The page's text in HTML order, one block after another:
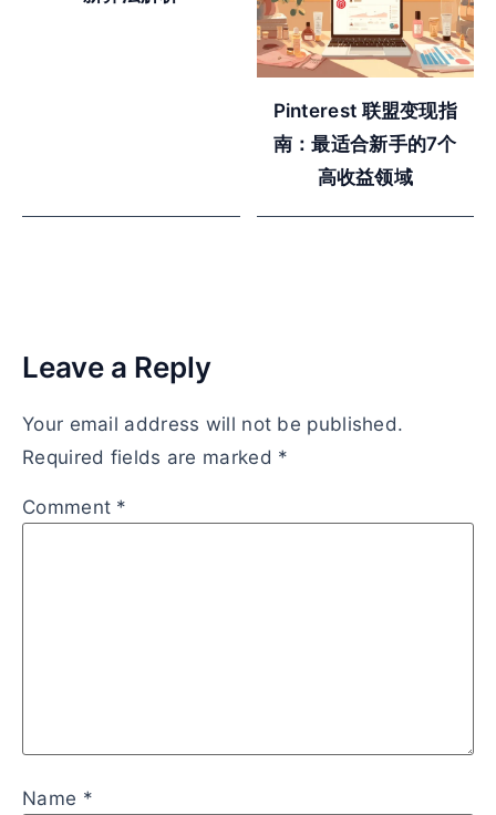
Pinterest 联盟变现指
南：最适合新手的7个
高收益领域
Leave a Reply
Your email address will not be published.
Required fields are marked *
Comment *
Name *